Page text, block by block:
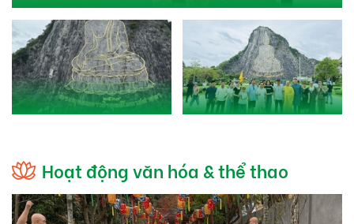
Hoạt động văn hóa & thể thao